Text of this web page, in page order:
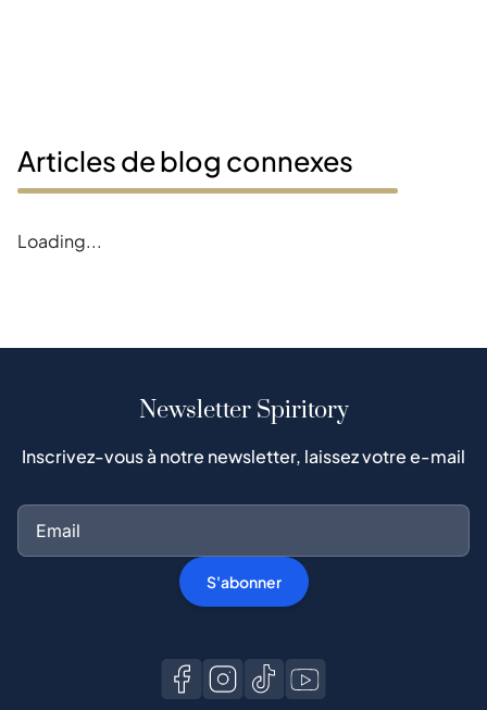
Articles de blog connexes
Error loading blogs
Newsletter Spiritory
Inscrivez-vous à notre newsletter, laissez votre e-mail
S'abonner